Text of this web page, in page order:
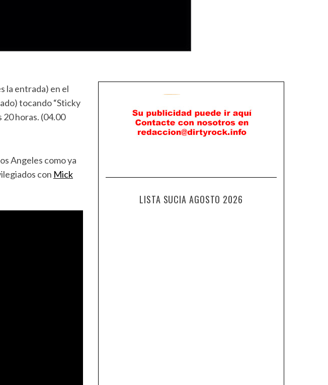
la entrada) en el
tocando “Sticky
20 horas. (04.00
Angeles como ya
con Mick
LISTA SUCIA AGOSTO 2026